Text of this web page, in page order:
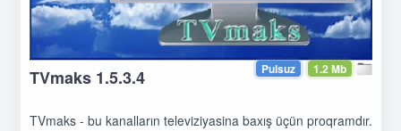
1.2 Mb
Pulsuz
TVmaks 1.5.3.4
TVmaks - bu kanalların televiziyasina baxış üçün proqramdır.